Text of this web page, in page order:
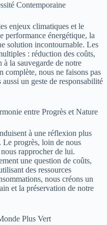
Contemporaine
enjeux climatiques et le
performance énergétique, la
solution incontournable. Les
: réduction des coûts,
la sauvegarde de notre
complète, nous ne faisons pas
un geste de responsabilité
entre Progrès et Nature
à une réflexion plus
Le progrès, loin de nous
rapprocher de lui.
une question de coûts,
des ressources
nous créons un
et la préservation de notre
Plus Vert